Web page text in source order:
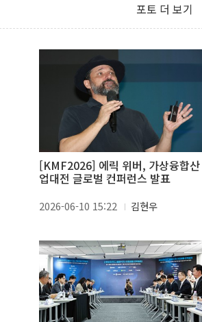
포토 더 보기
[KMF2026] 에릭 위버, 가상융합산
업대전 글로벌 컨퍼런스 발표
2026-06-10 15:22 김현우